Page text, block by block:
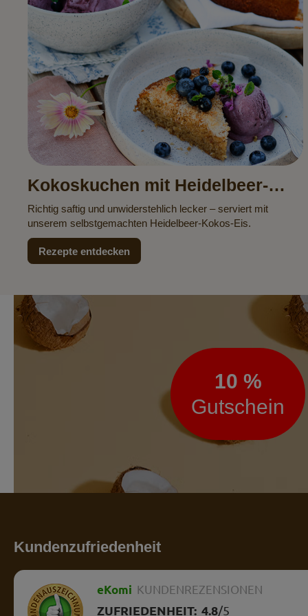
Kokoskuchen mit Heidelbeer-
Kokos-Eis
Richtig saftig und unwiderstehlich lecker – serviert mit
unserem selbstgemachten Heidelbeer-Kokos-Eis.
Rezepte entdecken
Newsletter
10 %
Gutschein
Kundenzufriedenheit
eKomi KUNDENREZENSIONEN
ZUFRIEDENHEIT: 4.8/5